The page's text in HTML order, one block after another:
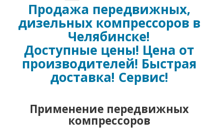
Продажа передвижных,
дизельных компрессоров в
Челябинске!
Доступные цены! Цена от
производителей! Быстрая
доставка! Сервис!
Применение передвижных
компрессоров